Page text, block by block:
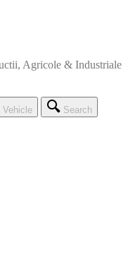
Agricole & Industriale
Vehicle Search